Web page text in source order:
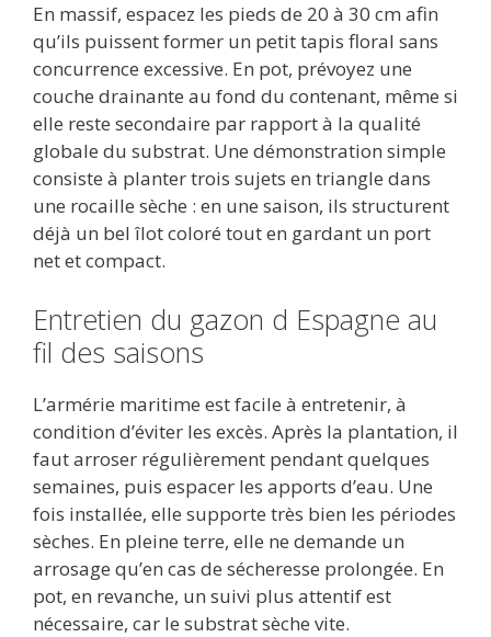
En massif, espacez les pieds de 20 à 30 cm afin
qu’ils puissent former un petit tapis floral sans
concurrence excessive. En pot, prévoyez une
couche drainante au fond du contenant, même si
elle reste secondaire par rapport à la qualité
globale du substrat. Une démonstration simple
consiste à planter trois sujets en triangle dans
une rocaille sèche : en une saison, ils structurent
déjà un bel îlot coloré tout en gardant un port
net et compact.
Entretien du gazon d Espagne au
fil des saisons
L’armérie maritime est facile à entretenir, à
condition d’éviter les excès. Après la plantation, il
faut arroser régulièrement pendant quelques
semaines, puis espacer les apports d’eau. Une
fois installée, elle supporte très bien les périodes
sèches. En pleine terre, elle ne demande un
arrosage qu’en cas de sécheresse prolongée. En
pot, en revanche, un suivi plus attentif est
nécessaire, car le substrat sèche vite.